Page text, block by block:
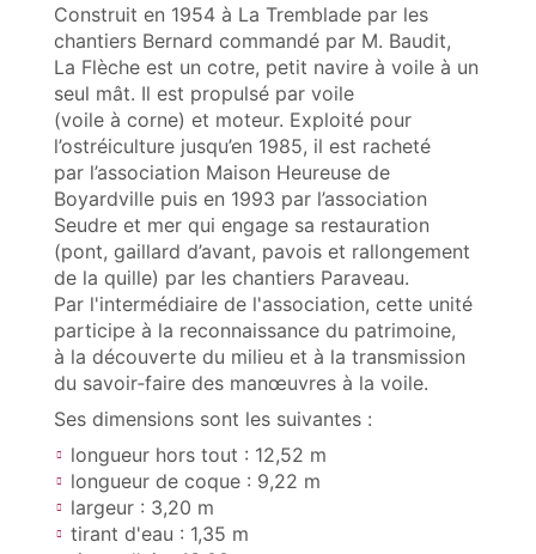
Construit en 1954 à La Tremblade par les
chantiers Bernard commandé par M. Baudit,
La Flèche est un cotre, petit navire à voile à un
seul mât. Il est propulsé par voile
(voile à corne) et moteur. Exploité pour
l’ostréiculture jusqu’en 1985, il est racheté
par l’association Maison Heureuse de
Boyardville puis en 1993 par l’association
Seudre et mer qui engage sa restauration
(pont, gaillard d’avant, pavois et rallongement
de la quille) par les chantiers Paraveau.
Par l'intermédiaire de l'association, cette unité
participe à la reconnaissance du patrimoine,
à la découverte du milieu et à la transmission
du savoir‑faire des manœuvres à la voile.
Ses dimensions sont les suivantes :
longueur hors tout : 12,52 m
longueur de coque : 9,22 m
largeur : 3,20 m
tirant d'eau : 1,35 m